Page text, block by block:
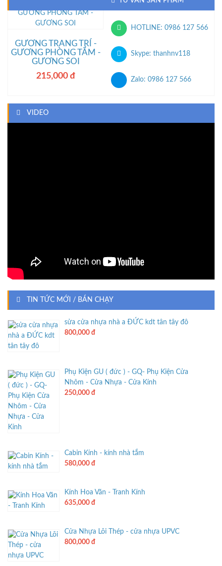
GƯƠNG TRANG TRÍ -
GƯƠNG PHÒNG TẮM -
GƯƠNG SOI
215,000 đ
HOTLINE: 0986 127 566
Skype: thanhnv118
Zalo: 0986 127 566
VIDEO
TIN TỨC MỚI / BÁN CHẠY
sửa cửa nhựa nhà a ĐỨC kdt tân tây đô
800,000 đ
Phụ Kiện GU ( đức ) - GQ- Phụ Kiện Cửa
Nhôm - Cửa Nhựa - Cửa Kính
250,000 đ
Cabin Kính - kính nhà tắm
580,000 đ
Kính Hoa Văn - Tranh Kính
635,000 đ
Cửa Nhựa Lõi Thép - cửa nhựa UPVC
800,000 đ